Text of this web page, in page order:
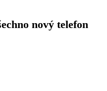
nový telefon